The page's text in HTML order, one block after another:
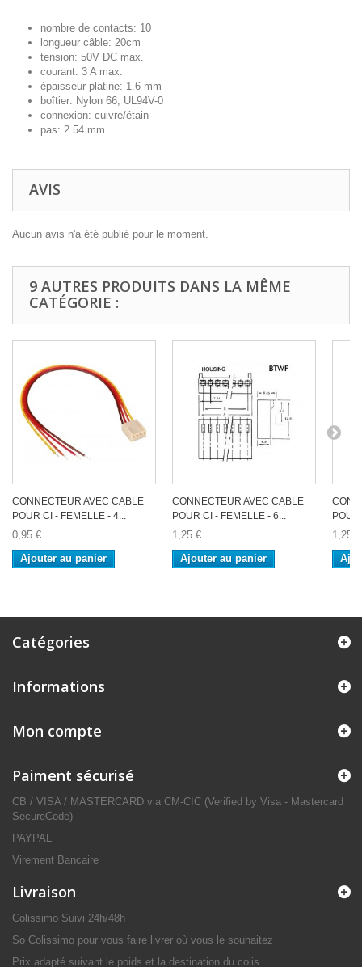
nombre de contacts: 10
longueur câble: 20cm
tension: 50V DC max.
courant: 3 A max.
épaisseur platine: 1.6 mm
boîtier: Nylon 66, UL94V-0
connexion: cuivre/étain
pas: 2.54 mm
AVIS
Aucun avis n'a été publié pour le moment.
9 AUTRES PRODUITS DANS LA MÊME
CATÉGORIE :
CONNECTEUR AVEC CABLE
POUR CI - FEMELLE - 4...
0,95 €
Ajouter au panier
CONNECTEUR AVEC CABLE
POUR CI - FEMELLE - 6...
1,25 €
Ajouter au panier
1,25 €
Catégories
Informations
Mon compte
Paiment sécurisé
CB / VISA / MASTERCARD via CM-CIC (Verified by Visa - Mastercard
SecureCode)
PAYPAL
Virement Bancaire
Livraison
Colissimo Suivi 24h/48h
So Colissimo pour vous faire livrer où vous le souhaitez
Prix adapté suivant le poids et la destination du colis